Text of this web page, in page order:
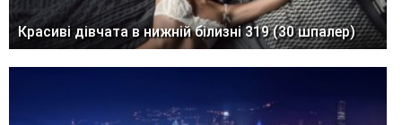
Красиві дівчата в нижній білизні 319 (30 шпалер)